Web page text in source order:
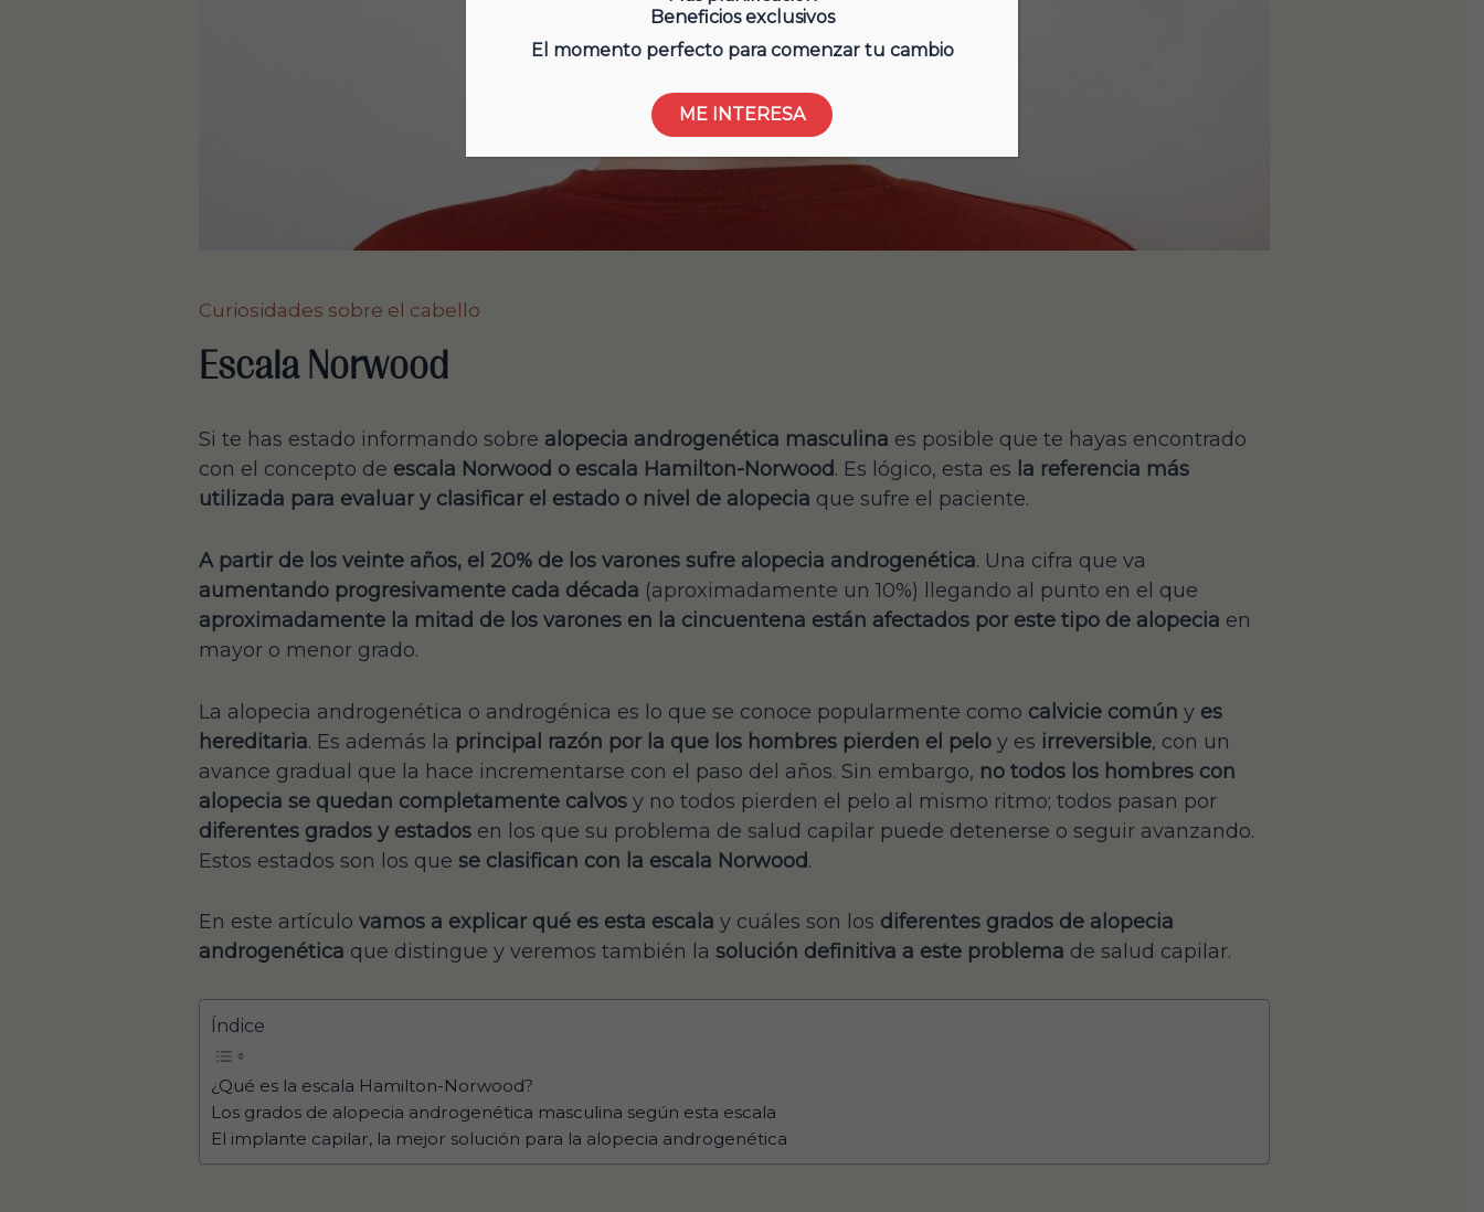
Curiosidades sobre el cabello
Escala Norwood
Si te has estado informando sobre alopecia androgenética masculina es posible que te hayas encontrado
con el concepto de escala Norwood o escala Hamilton-Norwood. Es lógico, esta es la referencia más
utilizada para evaluar y clasificar el estado o nivel de alopecia que sufre el paciente.
A partir de los veinte años, el 20% de los varones sufre alopecia androgenética. Una cifra que va
aumentando progresivamente cada década (aproximadamente un 10%) llegando al punto en el que
aproximadamente la mitad de los varones en la cincuentena están afectados por este tipo de alopecia en
mayor o menor grado.
La alopecia androgenética o androgénica es lo que se conoce popularmente como calvicie común y es
hereditaria. Es además la principal razón por la que los hombres pierden el peloy es irreversible, con un
avance gradual que la hace incrementarse con el paso del años. Sin embargo, no todos los hombres con
alopecia se quedan completamente calvosy no todos pierden el pelo al mismo ritmo; todos pasan por
diferentes grados y estadosen los que su problema de salud capilar puede detenerse o seguir avanzando.
Estos estados son los que se clasifican con la escala Norwood.
En este artículo vamos a explicar qué es esta escala y cuáles son los diferentes grados de alopecia
androgenética que distingue y veremos también la solución definitiva a este problema de salud capilar.
Índice
¿Qué es la escala Hamilton-Norwood?
Los grados de alopecia androgenética masculina según esta escala
El implante capilar, la mejor solución para la alopecia androgenética
Beneficios exclusivos
El momento perfecto para comenzar tu cambio
ME INTERESA